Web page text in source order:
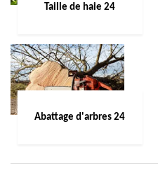
Taille de haie 24
Abattage d'arbres 24